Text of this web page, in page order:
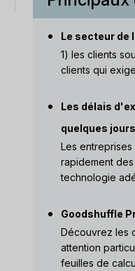
Le secteur de
1) les clients
clients qui
Les délais
quelques
Les
rapidement
technologie
Goodshuffle
Découvrez les
attention
feuilles de